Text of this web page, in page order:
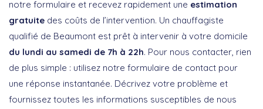
notre formulaire et recevez rapidement une estimation
gratuite des coûts de l’intervention. Un chauffagiste
qualifié de Beaumont est prêt à intervenir à votre domicile
du lundi au samedi de 7h à 22h. Pour nous contacter, rien
de plus simple : utilisez notre formulaire de contact pour
une réponse instantanée. Décrivez votre problème et
fournissez toutes les informations susceptibles de nous